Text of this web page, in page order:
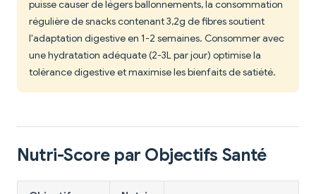
puisse causer de légers ballonnements, la consommation
régulière de snacks contenant 3,2g de fibres soutient
l'adaptation digestive en 1-2 semaines. Consommer avec
une hydratation adéquate (2-3L par jour) optimise la
tolérance digestive et maximise les bienfaits de satiété.
Nutri-Score par Objectifs Santé